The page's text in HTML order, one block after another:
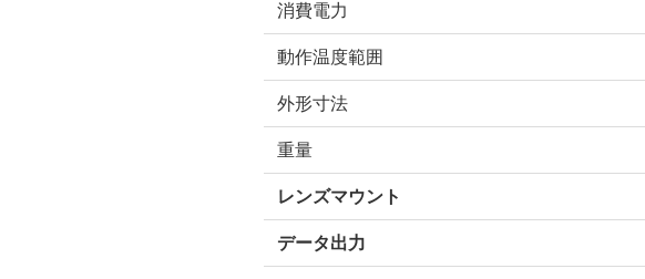
消費電力
動作温度範囲
外形寸法
重量
レンズマウント
データ出力